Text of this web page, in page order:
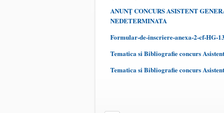
ANUNŢ CONCURS ASISTENT
NEDETERMINATA
Formular-de-inscriere-anexa-2-cf-HG-
Tematica si Bibliografie concurs
Tematica si Bibliografie concurs